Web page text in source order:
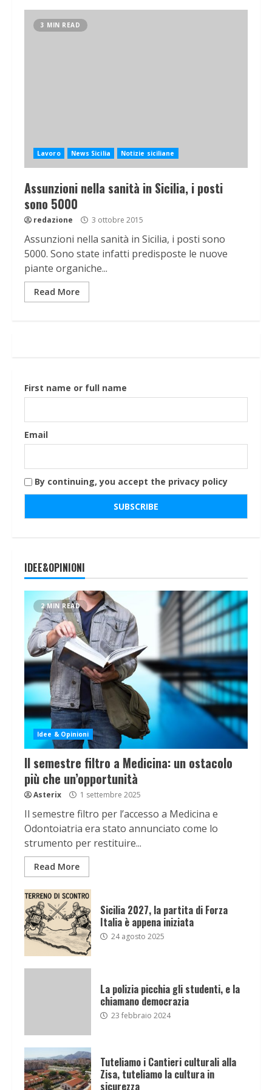
3 MIN READ
Lavoro News Sicilia Notizie siciliane
Assunzioni nella sanità in Sicilia, i posti
sono 5000
redazione 3 ottobre 2015
Assunzioni nella sanità in Sicilia, i posti sono
5000. Sono state infatti predisposte le nuove
piante organiche...
Read More
First name or full name
Email
By continuing, you accept the privacy policy
IDEE&OPINIONI
2 MIN READ
Idee & Opinioni
Il semestre filtro a Medicina: un ostacolo
più che un’opportunità
Asterix 1 settembre 2025
Il semestre filtro per l’accesso a Medicina e
Odontoiatria era stato annunciato come lo
strumento per restituire...
Read More
Sicilia 2027, la partita di Forza
Italia è appena iniziata
24 agosto 2025
La polizia picchia gli studenti, e la
chiamano democrazia
23 febbraio 2024
Tuteliamo i Cantieri culturali alla
Zisa, tuteliamo la cultura in
sicurezza